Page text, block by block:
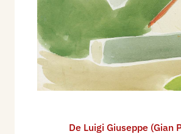
De Luigi Giuseppe (Gian